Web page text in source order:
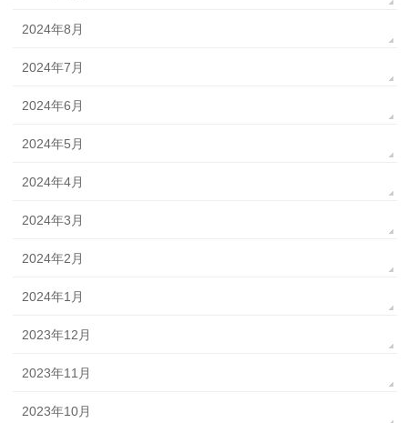
2024年8月
2024年7月
2024年6月
2024年5月
2024年4月
2024年3月
2024年2月
2024年1月
2023年12月
2023年11月
2023年10月